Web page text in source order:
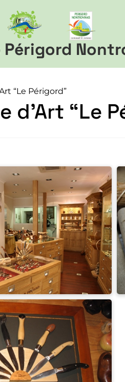
Périgord
“Le Périgord”
“Le